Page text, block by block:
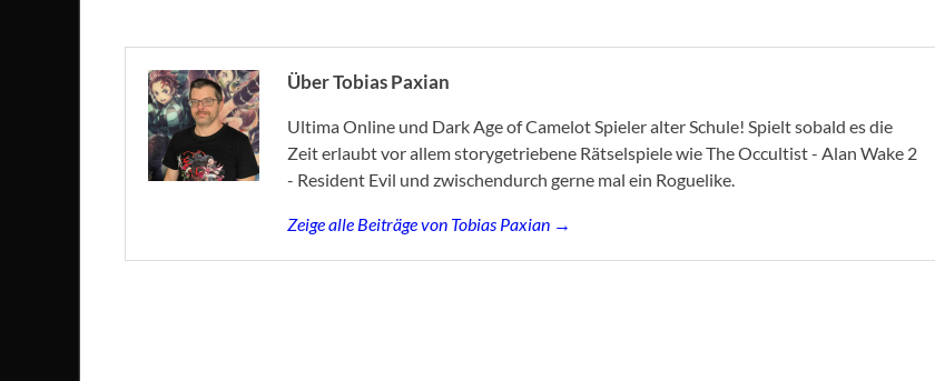
Über Tobias Paxian
Ultima Online und Dark Age of Camelot Spieler alter Schule! Spielt sobald es die
Zeit erlaubt vor allem storygetriebene Rätselspiele wie The Occultist - Alan Wake 2
- Resident Evil und zwischendurch gerne mal ein Roguelike.
Zeige alle Beiträge von Tobias Paxian →